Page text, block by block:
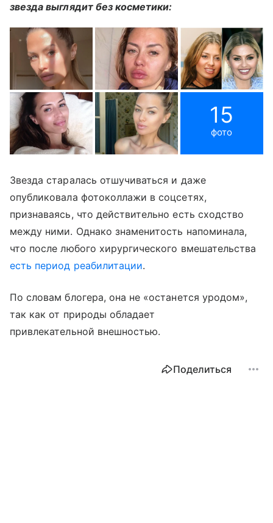
звезда выглядит без косметики:
15
фото
Звезда старалась отшучиваться и даже
опубликовала фотоколлажи в соцсетях,
признаваясь, что действительно есть сходство
между ними. Однако знаменитость напоминала,
что после любого хирургического вмешательства
есть период реабилитации.
По словам блогера, она не «останется уродом»,
так как от природы обладает
привлекательной внешностью.
Поделиться